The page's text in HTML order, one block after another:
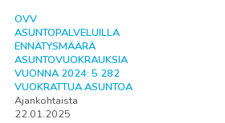
OVV
ASUNTOPALVELUILLA
ENNÄTYSMÄÄRÄ
ASUNTOVUOKRAUKSIA
VUONNA 2024: 5 282
VUOKRATTUA ASUNTOA
Ajankohtaista
22.01.2025